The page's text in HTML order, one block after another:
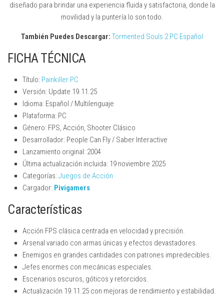
diseñado para brindar una experiencia fluida y satisfactoria, donde la
movilidad y la puntería lo son todo.
También Puedes Descargar: Tormented Souls 2 PC Español
FICHA TÉCNICA
Título: Painkiller PC
Versión: Update 19.11.25
Idioma: Español / Multilenguaje
Plataforma: PC
Género: FPS, Acción, Shooter Clásico
Desarrollador: People Can Fly / Saber Interactive
Lanzamiento original: 2004
Última actualización incluida: 19 noviembre 2025
Categorías: Juegos de Acción
Cargador: Pivigamers
Características
Acción FPS clásica centrada en velocidad y precisión.
Arsenal variado con armas únicas y efectos devastadores.
Enemigos en grandes cantidades con patrones impredecibles.
Jefes enormes con mecánicas especiales.
Escenarios oscuros, góticos y retorcidos.
Actualización 19.11.25 con mejoras de rendimiento y estabilidad.